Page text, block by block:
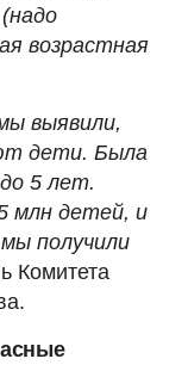
возрастная
выявили,
дети. Была
5 лет.
млн детей, и
получили
Комитета